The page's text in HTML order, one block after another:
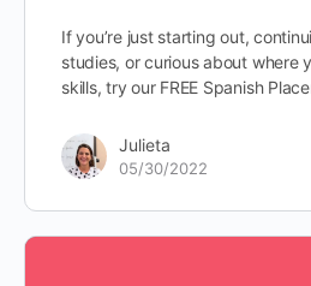
If you’re just starting out,
studies, or curious about where
skills, try our FREE Spanish
Julieta
05/30/2022